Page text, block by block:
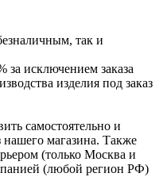
так и
за исключением заказа
изделия под заказ
самостоятельно и
нашего магазина. Также
(только Москва и
(любой регион РФ)